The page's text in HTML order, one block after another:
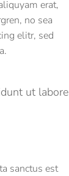
erat,
no sea
elitr, sed
ut labore
sanctus est